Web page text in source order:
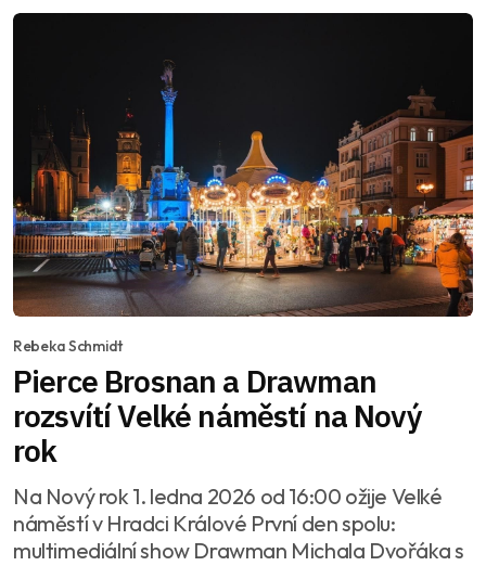
Rebeka Schmidt
Pierce Brosnan a Drawman
rozsvítí Velké náměstí na Nový
rok
Na Nový rok 1. ledna 2026 od 16:00 ožije Velké
náměstí v Hradci Králové První den spolu:
multimediální show Drawman Michala Dvořáka s